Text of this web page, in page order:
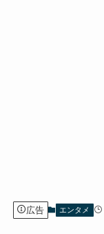
広告 エンタメ